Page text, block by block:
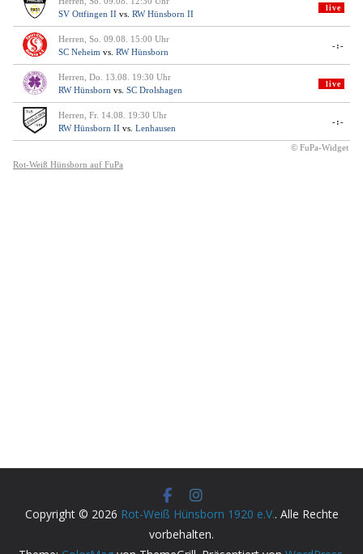
Copyright © 2026 Rot-Weiß Hünsborn 1920 e.V.. Alle Rechte
vorbehalten.